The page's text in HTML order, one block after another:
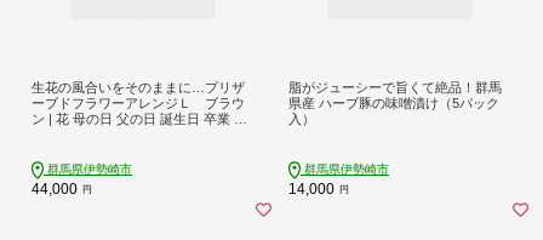
生花の風合いをそのままに…プリザ
ーブドフラワーアレンジＬ ブラウ
ン | 花 母の日 父の日 誕生日 卒業 記
群馬県伊勢崎市
44,000 円
脂がジューシーで旨くて絶品！群馬
県産 ハーブ豚の味噌漬け（5パック
入）
群馬県伊勢崎市
14,000 円